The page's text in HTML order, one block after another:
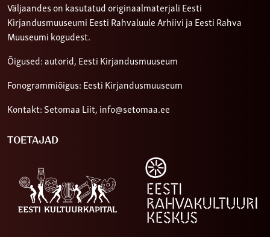
Väljaandes on kasutatud originaalmaterjali Eesti
Kirjandusmuuseumi Eesti Rahvaluule Arhiivi ja Eesti Rahva
Muuseumi kogudest.
Õigused: autorid, Eesti Kirjandusmuuseum
Fonogrammiõigus: Eesti Kirjandusmuuseum
Kontakt: Setomaa Liit, info@setomaa.ee
TOETAJAD